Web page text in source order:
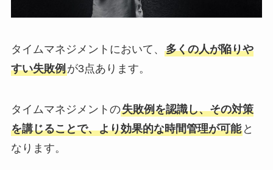
タイムマネジメントにおいて、 多くの人が陥りや
すい失敗例が3点あります。
タイムマネジメントの失敗例を認識し、その対策
を講じることで、より効果的な時間管理が可能と
なります。